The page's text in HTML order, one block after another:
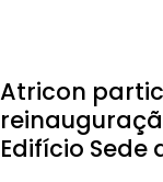
Atricon
Edifício Sede